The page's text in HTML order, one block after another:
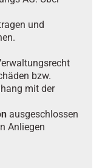
und
bzw.
mit der
ausgeschlossen
Anliegen